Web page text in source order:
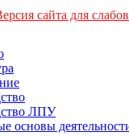
сайта для
ЛПУ
основы